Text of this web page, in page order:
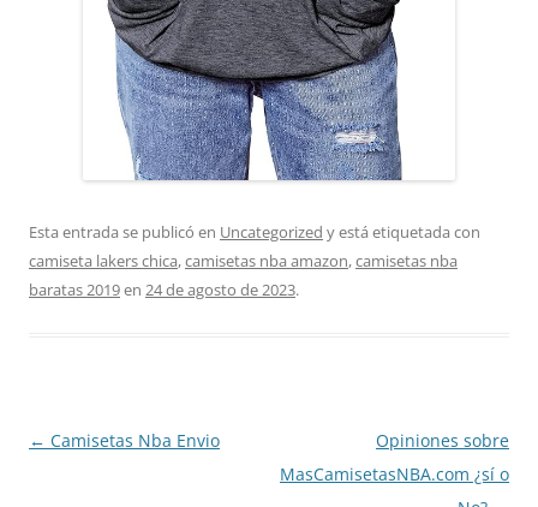
Esta entrada se publicó en Uncategorized y está etiquetada con
camiseta lakers chica,camisetas nba amazon,camisetas nba
baratas 2019en 24 de agosto de 2023.
Navegación
← Camisetas Nba Envio
Opiniones sobre
MasCamisetasNBA.com ¿sí o